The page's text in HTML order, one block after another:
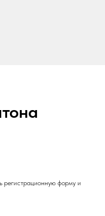
регистрационную форму и